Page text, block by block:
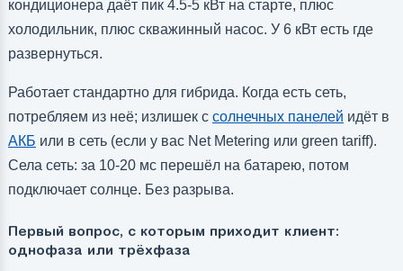
кондиционера даёт пик 4.5-5 кВт на старте, плюс
холодильник, плюс скважинный насос. У 6 кВт есть где
развернуться.
Работает стандартно для гибрида. Когда есть сеть,
потребляем из неё; излишек с солнечных панелей идёт в
АКБ или в сеть (если у вас Net Metering или green tariff).
Села сеть: за 10-20 мс перешёл на батарею, потом
подключает солнце. Без разрыва.
Первый вопрос, с которым приходит клиент:
однофаза или трёхфаза